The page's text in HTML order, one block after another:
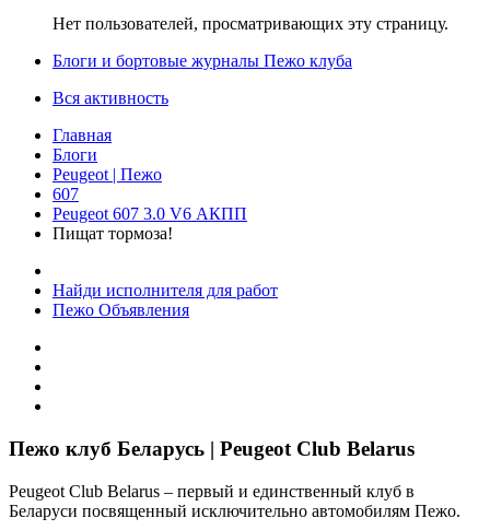
Нет пользователей, просматривающих эту страницу.
Блоги и бортовые журналы Пежо клуба
Вся активность
Главная
Блоги
Peugeot | Пежо
607
Peugeot 607 3.0 V6 АКПП
Пищат тормоза!
Найди исполнителя для работ
Пежо Объявления
Пежо клуб Беларусь | Peugeot Club Belarus
Peugeot Club Belarus – первый и единственный клуб в
Беларуси посвященный исключительно автомобилям Пежо.